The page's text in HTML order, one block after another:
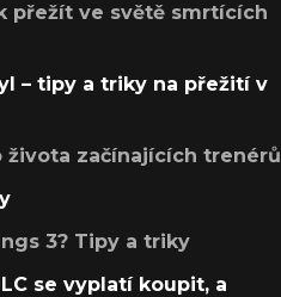
přežít ve světě smrtících
– tipy a triky na přežití v
života začínajících trenérů
3? Tipy a triky
se vyplatí koupit, a